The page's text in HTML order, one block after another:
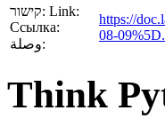
קישור: Link:
Ссылка:
وصلة:
https://
08-
Think